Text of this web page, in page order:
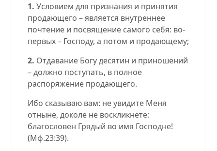
1. Условием для признания и принятия
продающего – является внутреннее
почтение и посвящение самого себя: во-
первых – Господу, а потом и продающему;
2. Отдавание Богу десятин и приношений
– должно поступать, в полное
распоряжение продающего.
Ибо сказываю вам: не увидите Меня
отныне, доколе не воскликнете:
благословен Грядый во имя Господне!
(Мф.23:39).